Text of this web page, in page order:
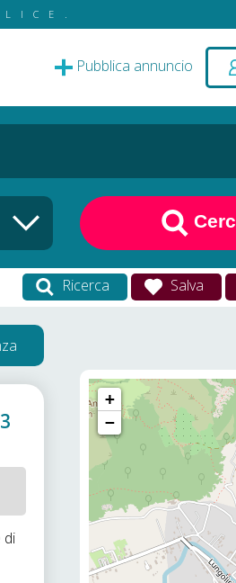
Pubblica annuncio
Ricerca Salva
di
+
−